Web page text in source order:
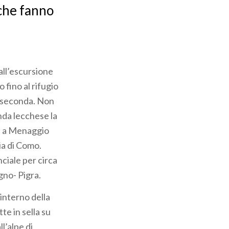
fanno
fino al rifugio
Non
lecchese la
Menaggio
di Como.
per circa
Pigra.
della
in sella su
di